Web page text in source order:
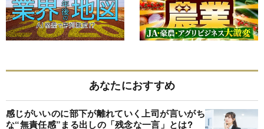
あなたにおすすめ
感じがいいのに部下が離れていく上司が言いがち
な“無責任感”まる出しの「残念な一言」とは?